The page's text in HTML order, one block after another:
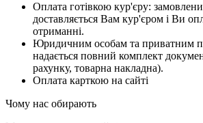
Оплата готівкою кур'єру:
доставляється Вам кур'єром і Ви
отриманні.
Юридичним особам та приватним
надається повний комплект
рахунку, товарна накладна).
Оплата карткою на сайті
Чому нас обирають